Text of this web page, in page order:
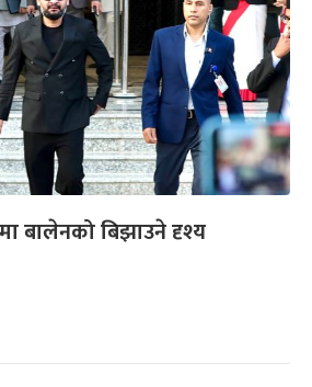
बालेनको बिझाउने दृश्य